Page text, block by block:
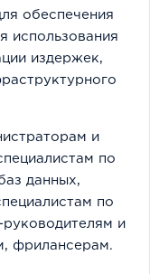
обеспечения
использования
издержек,
и
по
данных,
по
руководителям и
фрилансерам.